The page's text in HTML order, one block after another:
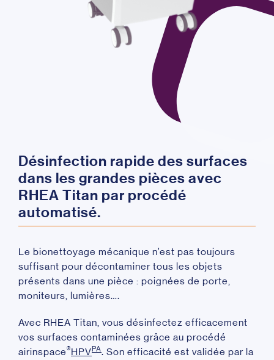
Désinfection rapide des surfaces
dans les grandes pièces avec
RHEA Titan par procédé
automatisé.
Le bionettoyage mécanique n’est pas toujours
suffisant pour décontaminer tous les objets
présents dans une pièce : poignées de porte,
moniteurs, lumières….
Avec RHEA Titan, vous désinfectez efficacement
vos surfaces contaminées grâce au procédé
airinspace®HPV PA. Son efficacité est validée par la